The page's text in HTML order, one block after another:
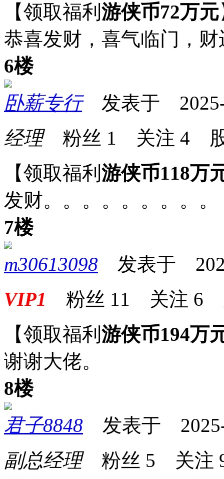
【领取福利 游侠币72万元
恭喜发财，喜气临门，财
6楼
卧薪专行发表于 2025-
经理粉丝 1 关注 4
【领取福利 游侠币118万
发财。。。。。。。。。
7楼
m30613098 发表于
VIP1 粉丝 11 关注 6
【领取福利 游侠币194万
谢谢大佬。
8楼
君子8848 发表于 2025-
副总经理粉丝 5 关注